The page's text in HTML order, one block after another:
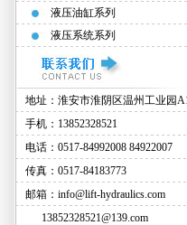
液压油缸系列
液压系统系列
地址：淮安市淮阴区温州工业园
手机：13852328521
电话：0517-84992008 84922007
传真：0517-84183773
邮箱：info@lift-hydraulics.com
13852328521@139.com